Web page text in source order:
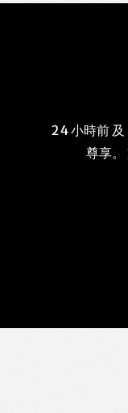
24 小時前
尊享。